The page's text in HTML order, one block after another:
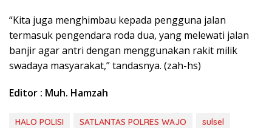
“Kita juga menghimbau kepada pengguna jalan
termasuk pengendara roda dua, yang melewati jalan
banjir agar antri dengan menggunakan rakit milik
swadaya masyarakat,” tandasnya. (zah-hs)
Editor : Muh. Hamzah
HALO POLISI SATLANTAS POLRES WAJO sulsel